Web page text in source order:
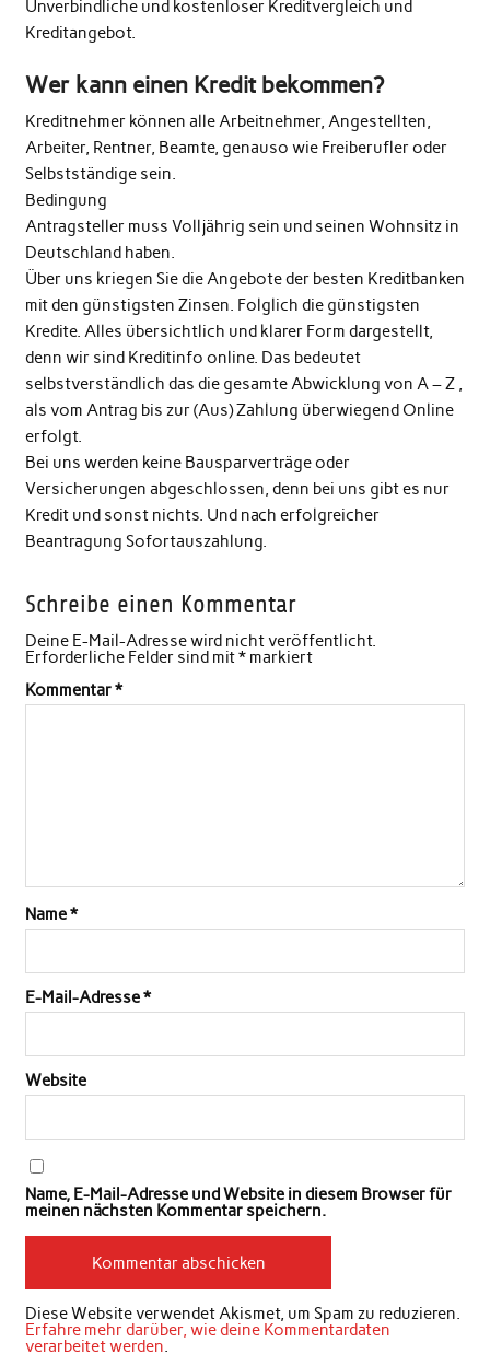
Unverbindliche und kostenloser Kreditvergleich und
Kreditangebot.
Wer kann einen Kredit bekommen?
Kreditnehmer können alle Arbeitnehmer, Angestellten,
Arbeiter, Rentner, Beamte, genauso wie Freiberufler oder
Selbstständige sein.
Bedingung
Antragsteller muss Volljährig sein und seinen Wohnsitz in
Deutschland haben.
Über uns kriegen Sie die Angebote der besten Kreditbanken
mit den günstigsten Zinsen. Folglich die günstigsten
Kredite. Alles übersichtlich und klarer Form dargestellt,
denn wir sind Kreditinfo online. Das bedeutet
selbstverständlich das die gesamte Abwicklung von A – Z ,
als vom Antrag bis zur (Aus) Zahlung überwiegend Online
erfolgt.
Bei uns werden keine Bausparverträge oder
Versicherungen abgeschlossen, denn bei uns gibt es nur
Kredit und sonst nichts. Und nach erfolgreicher
Beantragung Sofortauszahlung.
Schreibe einen Kommentar
Deine E-Mail-Adresse wird nicht veröffentlicht.
Erforderliche Felder sind mit*markiert
Kommentar*
Name*
E-Mail-Adresse*
Website
Name, E-Mail-Adresse und Website in diesem Browser für
meinen nächsten Kommentar speichern.
Diese Website verwendet Akismet, um Spam zu reduzieren.
Erfahre mehr darüber, wie deine Kommentardaten
verarbeitet werden.